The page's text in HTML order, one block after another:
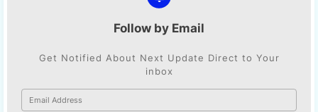
Follow by Email
Get Notified About Next Update Direct to Your
inbox